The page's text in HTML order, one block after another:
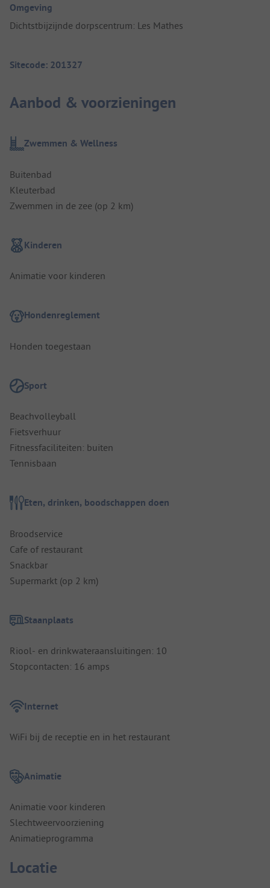
Omgeving
Dichtstbijzijnde dorpscentrum: Les Mathes
Sitecode: 201327
Aanbod & voorzieningen
Zwemmen & Wellness
Buitenbad
Kleuterbad
Zwemmen in de zee (op 2 km)
Kinderen
Animatie voor kinderen
Hondenreglement
Honden toegestaan
Sport
Beachvolleyball
Fietsverhuur
Fitnessfaciliteiten: buiten
Tennisbaan
Eten, drinken, boodschappen doen
Broodservice
Cafe of restaurant
Snackbar
Supermarkt (op 2 km)
Staanplaats
Riool- en drinkwateraansluitingen: 10
Stopcontacten: 16 amps
Internet
WiFi bij de receptie en in het restaurant
Animatie
Animatie voor kinderen
Slechtweervoorziening
Animatieprogramma
Locatie